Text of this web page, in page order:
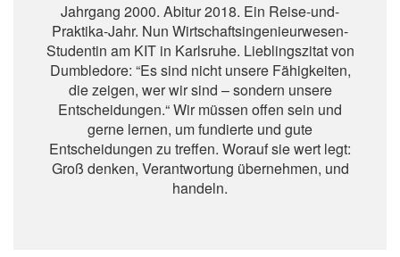
Jahrgang 2000. Abitur 2018. Ein Reise-und-
Praktika-Jahr. Nun Wirtschaftsingenieurwesen-
Studentin am KIT in Karlsruhe. Lieblingszitat von
Dumbledore: “Es sind nicht unsere Fähigkeiten,
die zeigen, wer wir sind – sondern unsere
Entscheidungen.“ Wir müssen offen sein und
gerne lernen, um fundierte und gute
Entscheidungen zu treffen. Worauf sie wert legt:
Groß denken, Verantwortung übernehmen, und
handeln.